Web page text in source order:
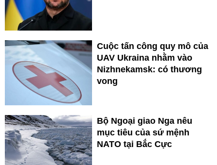
Cuộc tấn công quy mô của
UAV Ukraina nhằm vào
Nizhnekamsk: có thương
vong
Bộ Ngoại giao Nga nêu
mục tiêu của sứ mệnh
NATO tại Bắc Cực